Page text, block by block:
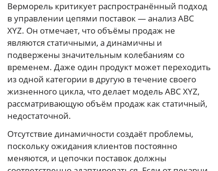
Верморель критикует распространённый подход
в управлении цепями поставок — анализ ABC
XYZ. Он отмечает, что объёмы продаж не
являются статичными, а динамичны и
подвержены значительным колебаниям со
временем. Даже один продукт может переходить
из одной категории в другую в течение своего
жизненного цикла, что делает модель ABC XYZ,
рассматривающую объём продаж как статичный,
недостаточной.
Отсутствие динамичности создаёт проблемы,
поскольку ожидания клиентов постоянно
меняются, и цепочки поставок должны